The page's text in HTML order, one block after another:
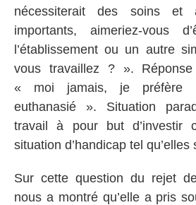
nécessiterait des soins et
importants, aimeriez-vous
l’établissement ou un autre
vous travaillez ? ».
« moi jamais, je préfère
euthanasié ». Situation
travail à pour but d’investir
situation d’handicap tel qu’elles
Sur cette question du rejet de
nous a montré qu’elle a pris